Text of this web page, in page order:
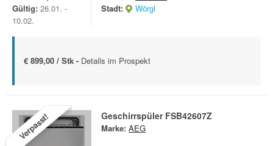
Gültig: 26.01. -
10.02.
Stadt:
Wörgl
€ 899,00 / Stk - Details im Prospekt
Verpasst! Geschirrspüler FSB42607Z
Marke: AEG